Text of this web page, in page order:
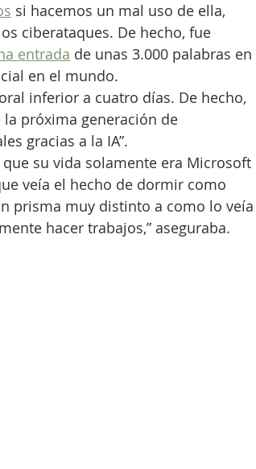
si hacemos un mal uso de ella,
ciberataques. De hecho, fue
entrada de unas 3.000 palabras en
en el mundo.
inferior a cuatro días. De hecho,
la próxima generación de
gracias a la IA”.
su vida solamente era Microsoft
veía el hecho de dormir como
prisma muy distinto a como lo veía
hacer trabajos,” aseguraba.